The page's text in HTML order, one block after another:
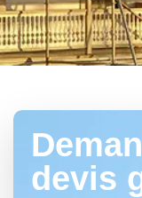
devis